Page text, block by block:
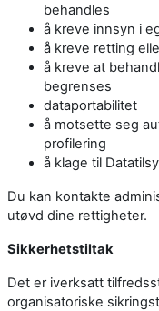
behandles
å kreve innsyn i
å kreve retting
å kreve at
begrenses
dataportabilitet
å motsette seg
profilering
å klage til
Du kan kontakte
utøvd dine rettigheter.
Sikkerhetstiltak
Det er iverksatt
organisatoriske